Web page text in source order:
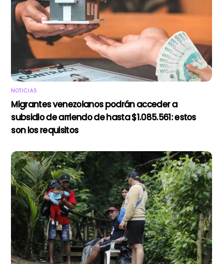
NOTICIAS
Migrantes venezolanos podrán acceder a
subsidio de arriendo de hasta $1.085.561: estos
son los requisitos